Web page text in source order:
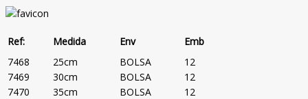
Ref: Medida Env
Emb
7468
7469
7470
25cm
30cm
35cm
BOLSA
BOLSA
BOLSA
12
12
12